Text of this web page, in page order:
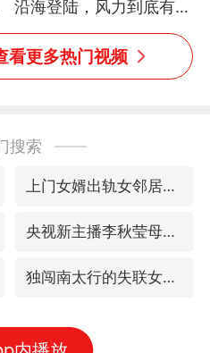
沿海登陆，风力到底有多
大？记者腰上拴着安全
绳，依然站不稳
看更多热门视频
搜索
上门女婿出轨女邻居多年被判重婚罪
央视新主播李秋莹母校发文祝贺
独闯南太行的失联女生最后轨迹已确认